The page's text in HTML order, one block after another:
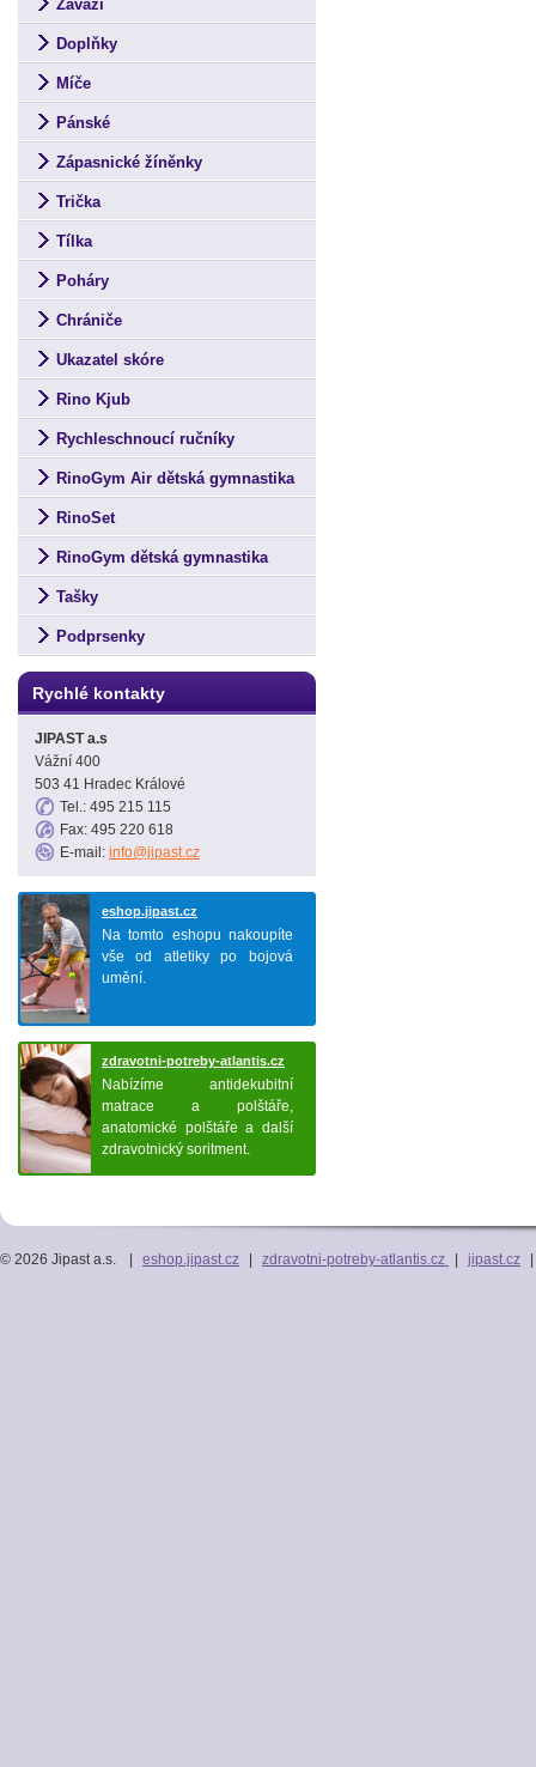
Závaží
Doplňky
Míče
Pánské
Zápasnické žíněnky
Trička
Tílka
Poháry
Chrániče
Ukazatel skóre
Rino Kjub
Rychleschnoucí ručníky
RinoGym Air dětská gymnastika
RinoSet
RinoGym dětská gymnastika
Tašky
Podprsenky
Rychlé kontakty
JIPAST a.s
Vážní 400
503 41 Hradec Králové
Tel.: 495 215 115
Fax: 495 220 618
E-mail: info@jipast.cz
eshop.jipast.cz
Na tomto eshopu nakoupíte
vše od atletiky po bojová
umění.
zdravotni-potreby-atlantis.cz
Nabízíme antidekubitní
matrace a polštáře,
anatomické polštáře a další
zdravotnický soritment.
eshop.jipast.cz zdravotni-potreby-atlantis.cz jipast.cz
© 2026 Jipast a.s.